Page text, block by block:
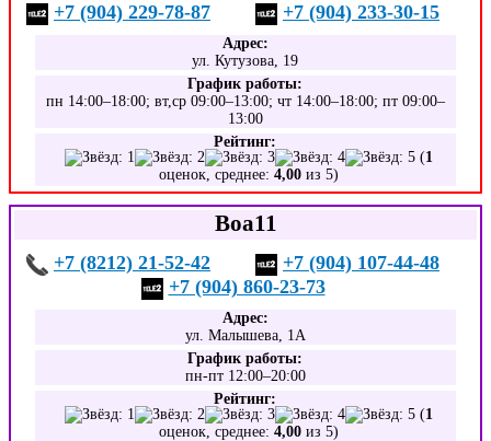
+7 (904) 229-78-87 +7 (904) 233-30-15
Адрес:
ул. Кутузова, 19
График работы:
пн 14:00–18:00; вт,ср 09:00–13:00; чт 14:00–18:00; пт 09:00–
13:00
Рейтинг:
(1
оценок, среднее:4,00 из 5)
Воа11
+7 (8212) 21-52-42
+7 (904) 107-44-48
+7 (904) 860-23-73
Адрес:
ул. Малышева, 1А
График работы:
пн-пт 12:00–20:00
Рейтинг:
(1
оценок, среднее:4,00 из 5)